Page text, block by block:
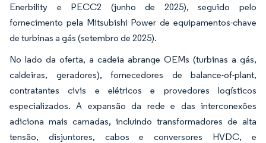
Enerbility e PECC2 (junho de 2025), seguido pelo
fornecimento pela Mitsubishi Power de equipamentos-chave
de turbinas a gás (setembro de 2025).
No lado da oferta, a cadeia abrange OEMs (turbinas a gás,
caldeiras, geradores), fornecedores de balance-of-plant,
contratantes civis e elétricos e provedores logísticos
especializados. A expansão da rede e das interconexões
adiciona mais camadas, incluindo transformadores de alta
tensão, disjuntores, cabos e conversores HVDC, e